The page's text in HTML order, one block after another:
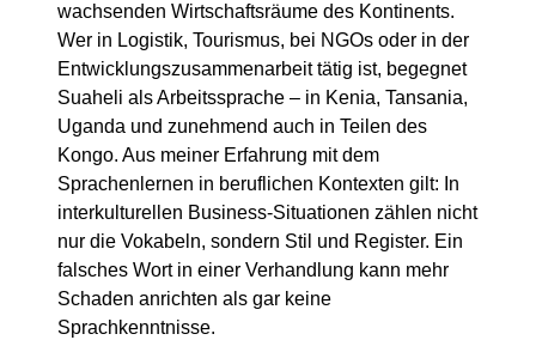
wachsenden Wirtschaftsräume des Kontinents.
Wer in Logistik, Tourismus, bei NGOs oder in der
Entwicklungszusammenarbeit tätig ist, begegnet
Suaheli als Arbeitssprache – in Kenia, Tansania,
Uganda und zunehmend auch in Teilen des
Kongo. Aus meiner Erfahrung mit dem
Sprachenlernen in beruflichen Kontexten gilt: In
interkulturellen Business-Situationen zählen nicht
nur die Vokabeln, sondern Stil und Register. Ein
falsches Wort in einer Verhandlung kann mehr
Schaden anrichten als gar keine
Sprachkenntnisse.